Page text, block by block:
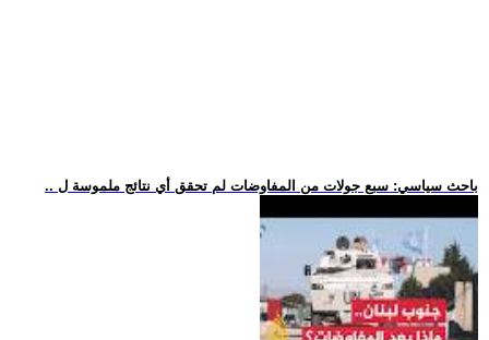
.. باحث سياسي: سبع جولات من المفاوضات لم تحقق أي نتائج ملموسة ل